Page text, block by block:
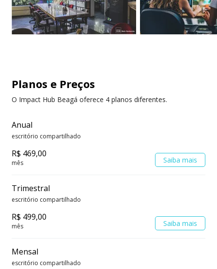
Planos e Preços
O Impact Hub Beagá oferece 4 planos diferentes.
Anual
escritório compartilhado
R$ 469,00
mês Saiba mais
Trimestral
escritório compartilhado
R$ 499,00
mês Saiba mais
Mensal
escritório compartilhado